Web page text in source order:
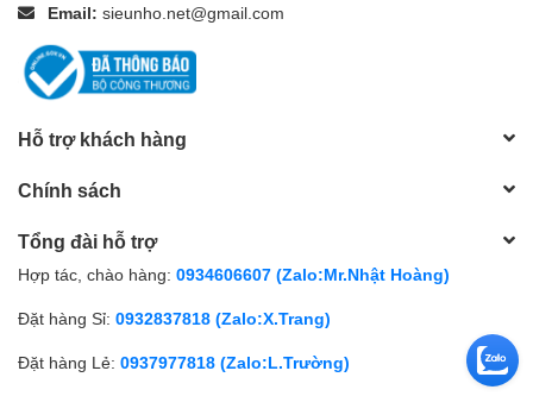
Email: sieunho.net@gmail.com
Hỗ trợ khách hàng
Chính sách
Tổng đài hỗ trợ
Hợp tác, chào hàng: 0934606607 (Zalo:Mr.Nhật Hoàng)
Đặt hàng Sỉ: 0932837818 (Zalo:X.Trang)
Đặt hàng Lẻ: 0937977818 (Zalo:L.Trường)